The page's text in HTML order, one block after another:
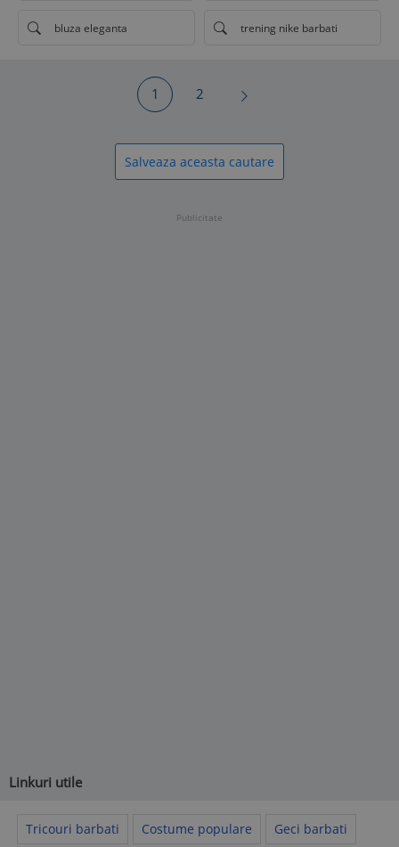
bluza eleganta trening nike barbati
1 2
Salveaza aceasta cautare
Publicitate
Linkuri utile
Tricouri barbati Costume populare Geci barbati